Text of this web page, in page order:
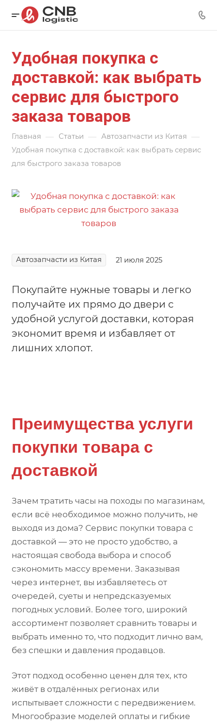
Удобная покупка с
доставкой: как выбрать
сервис для быстрого
заказа товаров
Главная — Статьи — Автозапчасти из Китая —
Удобная покупка с доставкой: как выбрать сервис
для быстрого заказа товаров
Автозапчасти из Китая 21 июля 2025
Покупайте нужные товары и легко
получайте их прямо до двери с
удобной услугой доставки, которая
экономит время и избавляет от
лишних хлопот.
Преимущества услуги
покупки товара с
доставкой
Зачем тратить часы на походы по магазинам,
если всё необходимое можно получить, не
выходя из дома? Сервис покупки товара с
доставкой — это не просто удобство, а
настоящая свобода выбора и способ
сэкономить массу времени. Заказывая
через интернет, вы избавляетесь от
очередей, суеты и непредсказуемых
погодных условий. Более того, широкий
ассортимент позволяет сравнить товары и
выбрать именно то, что подходит лично вам,
без спешки и давления продавцов.
Этот подход особенно ценен для тех, кто
живёт в отдалённых регионах или
испытывает сложности с передвижением.
Многообразие моделей оплаты и гибкие